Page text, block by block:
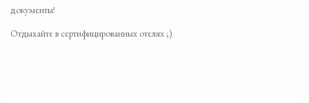
документы!
Отдыхайте в сертифицированных отелях ;)